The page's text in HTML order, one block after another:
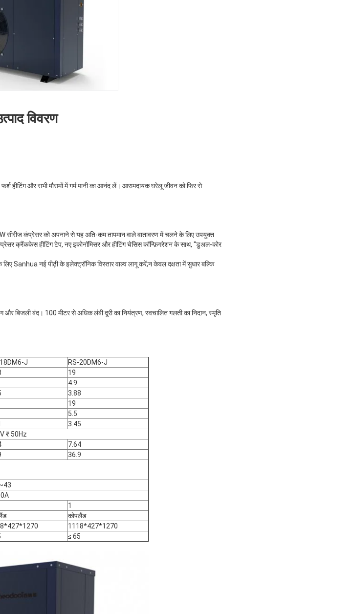
विवरण
हीटिंग और सभी मौसमों में गर्म पानी का आनंद लें। आरामदायक घरेलू जीवन को फिर से
कंप्रेसर को अपनाने से यह अति-कम तापमान वाले वातावरण में चलने के लिए उपयुक्त
क्रैंककेस हीटिंग टेप, नए इकोनॉमिसर और हीटिंग चेसिस कॉन्फ़िगरेशन के साथ, "डुअल-कोर
Sanhua नई पीढ़ी के इलेक्ट्रॉनिक विस्तार वाल्व लागू करें;न केवल दक्षता में सुधार बल्कि
और बिजली बंद। 100 मीटर से अधिक लंबी दूरी का नियंत्रण, स्वचालित गलती का निदान, स्मृति
J RS-20DM6-J
19
4.9
3.88
19
5.5
3.45
₹ 50Hz
7.64
36.9
1
कोपलैंड
1118*427*1270
≤ 65